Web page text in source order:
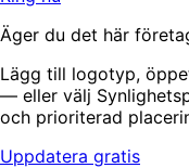
Äger du det här
Lägg till logotyp,
— eller välj
och prioriterad
Uppdatera gratis